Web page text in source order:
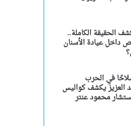
الحقيقة الكاملة..
داخل عيادة الأسنان
في الحرب
العزيز يكشف كواليس
محمود عنتر